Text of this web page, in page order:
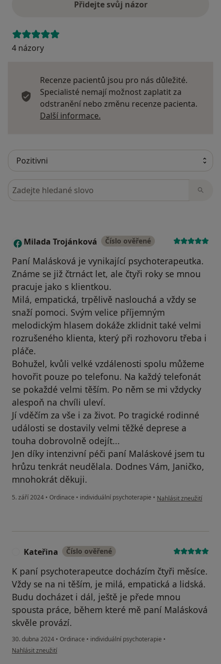
Přidejte svůj názor
4 názory
Recenze pacientů jsou pro nás důležité.
Specialisté nemají možnost zaplatit za
odstranění nebo změnu recenze pacienta.
Další informace.
Hledejte v názorech
M Milada Trojánková Číslo ověřené
Paní Malásková je vynikající psychoterapeutka.
Známe se již čtrnáct let, ale čtyři roky se mnou
pracuje jako s klientkou.
Milá, empatická, trpělivě naslouchá a vždy se
snaží pomoci. Svým velice příjemným
melodickým hlasem dokáže zklidnit také velmi
rozrušeného klienta, který při rozhovoru třeba i
pláče.
Bohužel, kvůli velké vzdálenosti spolu můžeme
hovořit pouze po telefonu. Na každý telefonát
se pokaždé velmi těším. Po něm se mi vždycky
alespoň na chvíli uleví.
Jí vděčím za vše i za život. Po tragické rodinné
události se dostavily velmi těžké deprese a
touha dobrovolně odejít...
Jen díky intenzivní péči paní Maláskové jsem tu
hrůzu tenkrát neudělala. Dodnes Vám, Janičko,
mnohokrát děkuji.
5. září 2024 • Ordinace • individuální psychoterapie • podle názoru
Nahlásit zneužití
Kateřina Číslo ověřené
K paní psychoterapeutce docházím čtyři měsíce.
Vždy se na ni těším, je milá, empatická a lidská.
Budu docházet i dál, ještě je přede mnou
spousta práce, během které mě paní Malásková
skvěle provází.
30. dubna 2024 • Ordinace • individuální psychoterapie •
podle názoru uživatele Kateřina
Nahlásit zneužití